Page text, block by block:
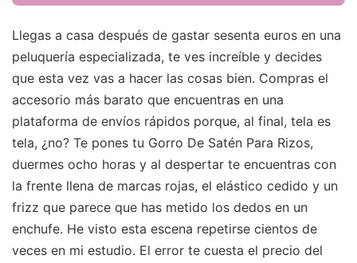
Llegas a casa después de gastar sesenta euros en una
peluquería especializada, te ves increíble y decides
que esta vez vas a hacer las cosas bien. Compras el
accesorio más barato que encuentras en una
plataforma de envíos rápidos porque, al final, tela es
tela, ¿no? Te pones tu Gorro De Satén Para Rizos,
duermes ocho horas y al despertar te encuentras con
la frente llena de marcas rojas, el elástico cedido y un
frizz que parece que has metido los dedos en un
enchufe. He visto esta escena repetirse cientos de
veces en mi estudio. El error te cuesta el precio del